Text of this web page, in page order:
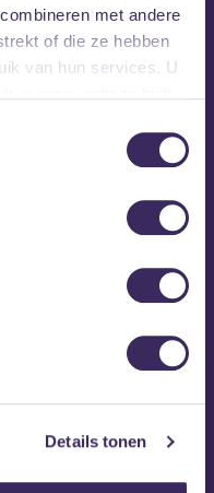
met andere
of die ze hebben
van hun services. U
Details tonen